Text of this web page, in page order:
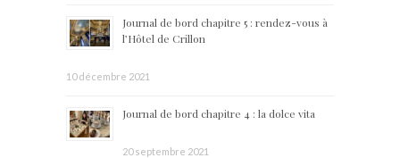
Journal de bord chapitre 5 : rendez-vous à
l’Hôtel de Crillon
10 décembre 2021
Journal de bord chapitre 4 : la dolce vita
20 septembre 2021